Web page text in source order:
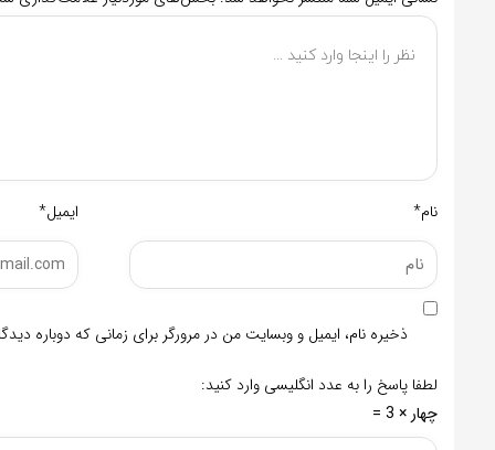
نام* ایمیل*
ذخیره نام، ایمیل و وبسایت من در مرورگر برای زمانی که دوباره
لطفا پاسخ را به عدد انگلیسی وارد کنید:
چهار × 3 =